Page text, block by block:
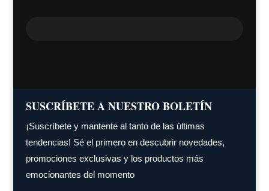
SUSCRÍBETE A NUESTRO BOLETÍN
¡Suscríbete y mantente al tanto de las últimas
tendencias! Sé el primero en descubrir novedades,
promociones exclusivas y los productos más
emocionantes del momento